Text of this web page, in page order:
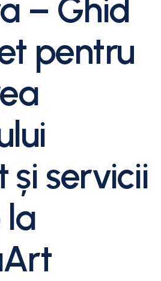
– Ghid
pentru
și servicii